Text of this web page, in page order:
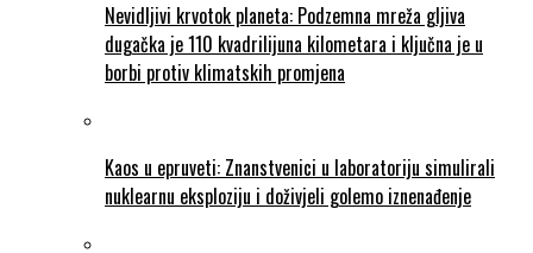
Nevidljivi krvotok planeta: Podzemna mreža gljiva
dugačka je 110 kvadrilijuna kilometara i ključna je u
borbi protiv klimatskih promjena
Kaos u epruveti: Znanstvenici u laboratoriju simulirali
nuklearnu eksploziju i doživjeli golemo iznenađenje